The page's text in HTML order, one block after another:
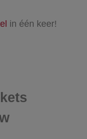
in één keer!